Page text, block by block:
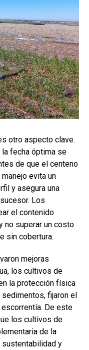
otro aspecto clave.
la fecha óptima se
de que el centeno
evita un
y asegura una
Los
el contenido
no superar un costo
sin cobertura.
mejoras
los cultivos de
la protección física
fijaron el
De este
los cultivos de
de la
sustentabilidad y